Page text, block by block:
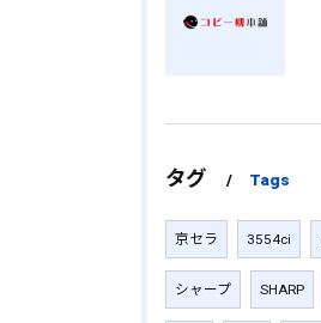
タグ Tags
京セラ 3554ci
シャープ SHARP